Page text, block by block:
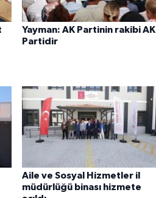
Yayman: AK Partinin rakibi AK
Partidir
Aile ve Sosyal Hizmetler il
müdürlüğü binası hizmete